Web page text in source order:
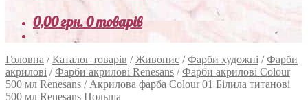
0,00грн.0 товарів
Головна /Каталог товарів /Живопис /Фарби художні /Фарби
акрилові /Фарби акрилові Renesans /Фарби акрилові Colour
500 мл Renesans / Акрилова фарба Colour 01 Білила титанові
500 мл Renesans Польша